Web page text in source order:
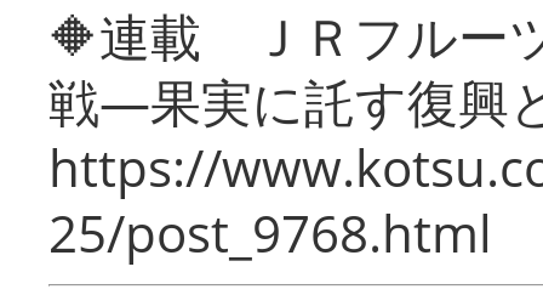
🔶連載 ＪＲフルー
戦―果実に託す復興
https://
25/post_9768.html